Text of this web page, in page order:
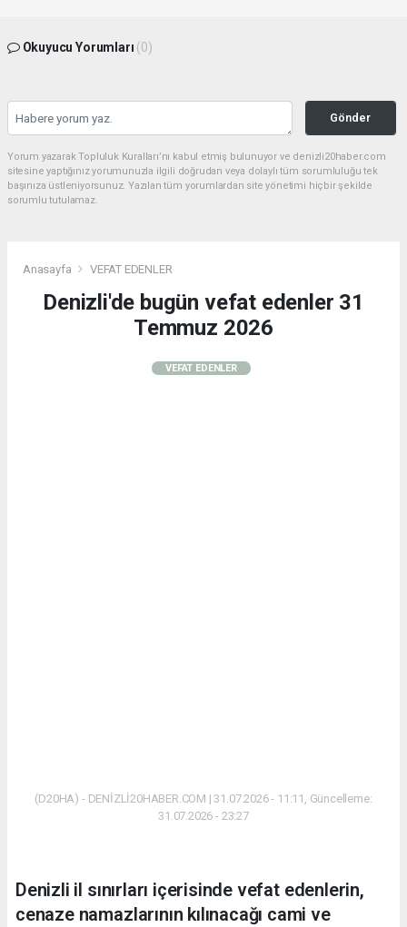
Okuyucu Yorumları (0)
Gönder
Yorum yazarak Topluluk Kuralları’nı kabul etmiş bulunuyor ve denizli20haber.com
sitesine yaptığınız yorumunuzla ilgili doğrudan veya dolaylı tüm sorumluluğu tek
başınıza üstleniyorsunuz. Yazılan tüm yorumlardan site yönetimi hiçbir şekilde
sorumlu tutulamaz.
Anasayfa VEFAT EDENLER
Denizli'de bugün vefat edenler 31
Temmuz 2026
VEFAT EDENLER
(D20HA) - DENİZLİ20HABER.COM | 31.07.2026 - 11:11, Güncelleme:
31.07.2026 - 23:27
Denizli il sınırları içerisinde vefat edenlerin,
cenaze namazlarının kılınacağı cami ve